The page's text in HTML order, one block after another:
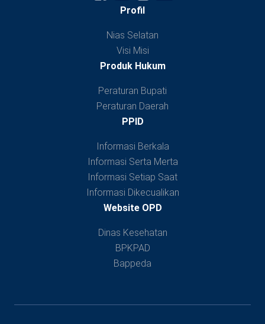
Profil
Nias Selatan
Visi Misi
Produk Hukum
Peraturan Bupati
Peraturan Daerah
PPID
Informasi Berkala
Informasi Serta Merta
Informasi Setiap Saat
Informasi Dikecualikan
Website OPD
Dinas Kesehatan
BPKPAD
Bappeda